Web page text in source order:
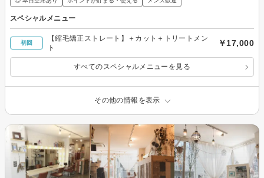
スペシャルメニュー
初回
【縮毛矯正ストレート】＋カット＋トリートメン
ト
￥17,000
すべてのスペシャルメニューを見る
その他の情報を表示